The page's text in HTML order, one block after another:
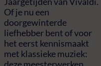
Of je nu een
doorgewinterde
liefhebber bent of voor
het eerst kennismaakt
met klassieke muziek: